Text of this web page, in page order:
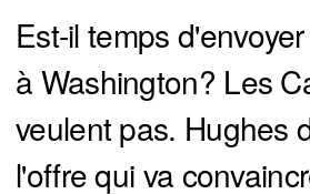
Est-il temps
à Washington? Les
veulent pas. Hughes
l'offre qui va